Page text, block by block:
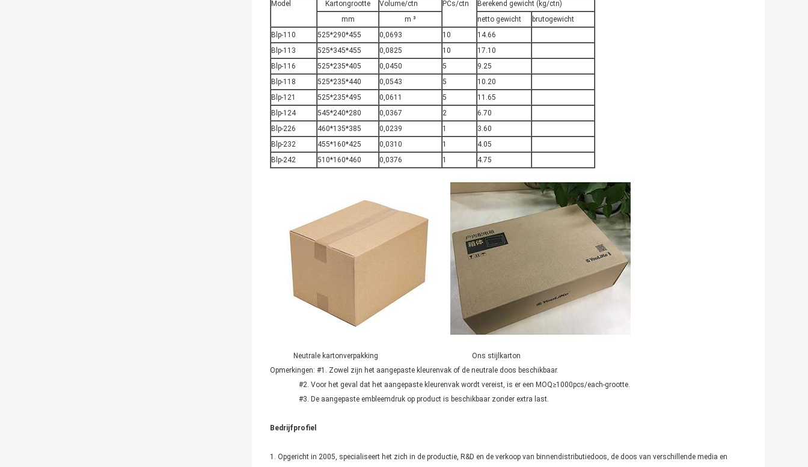
Model Kartongrootte Volume/ctn PCs/ctn
Berekend gewicht (kg/ctn)
mm
m ³ netto gewicht
brutogewicht
Blp-110
525*290*455 0,0693 10
14.66
Blp-113
525*345*455 0,0825 10
17.10
Blp-116
525*235*405 0,0450 5
9.25
Blp-118
525*235*440 0,0543 5
10.20
Blp-121
525*235*495 0,0611 5
11.65
Blp-124
545*240*280 0,0367 2
6.70
Blp-226
460*135*385 0,0239 1
3.60
Blp-232
455*160*425 0,0310 1
4.05
Blp-242
510*160*460 0,0376 1 4.75
Neutrale kartonverpakking Ons stijlkarton
Opmerkingen: #1. Zowel zijn het aangepaste kleurenvak of de neutrale doos beschikbaar.
#2. Voor het geval dat het aangepaste kleurenvak wordt vereist, is er een MOQ≥1000pcs/each-grootte.
#3. De aangepaste embleemdruk op product is beschikbaar zonder extra last.
Bedrijfprofiel
1. Opgericht in 2005, specialiseert het zich in de productie, R&D en de verkoop van binnendistributiedoos, de doos van verschillende media en